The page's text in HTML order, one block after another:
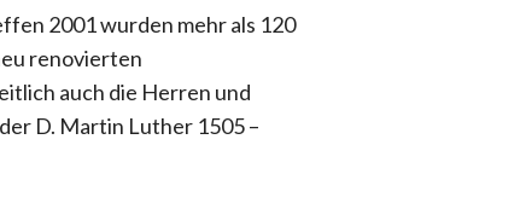
2001 wurden mehr als 120
renovierten
auch die Herren und
D. Martin Luther 1505 –